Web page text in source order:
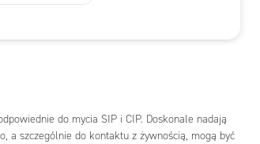
do mycia SIP i CIP. Doskonale nadają
a szczególnie do kontaktu z żywnością, mogą być